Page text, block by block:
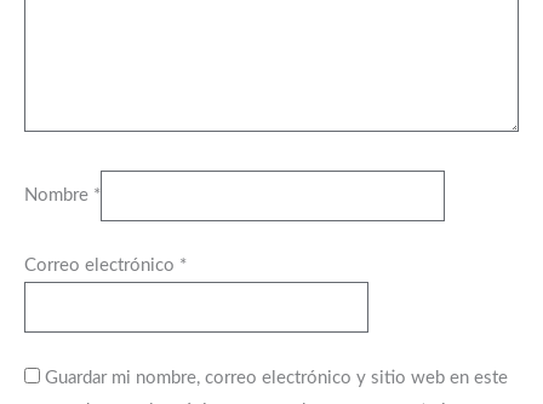
Nombre *
Correo electrónico *
Guardar mi nombre, correo electrónico y sitio web en este